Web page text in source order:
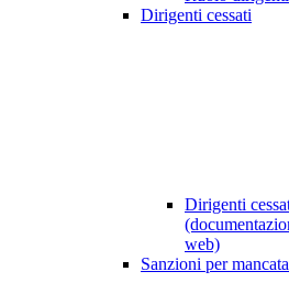
Dirigenti cessati
Dirigenti
web)
Sanzioni per